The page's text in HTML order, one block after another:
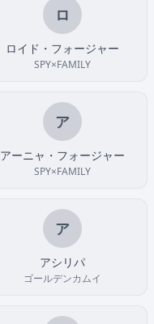
ロ
ロイド・フォージャー
SPY×FAMILY
ア
アーニャ・フォージャー
SPY×FAMILY
ア
アシリパ
ゴールデンカムイ